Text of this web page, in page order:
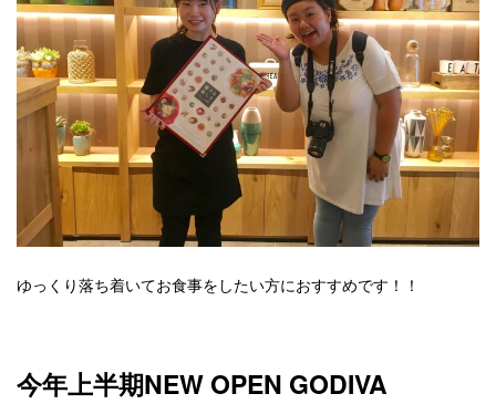
ゆっくり落ち着いてお食事をしたい方におすすめです！！
今年上半期NEW OPEN GODIVA